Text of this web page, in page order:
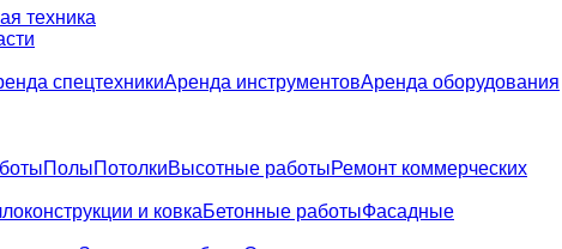
техника
спецтехникиАренда инструментовАренда оборудования
ПолыПотолкиВысотные работыРемонт коммерческих
и ковкаБетонные работыФасадные